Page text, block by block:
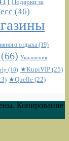
Подарки за
(46)
отдыха (19)
(66) Украшения
(18) ★KupiVIP (25)
★Quelle (22)
Копирование